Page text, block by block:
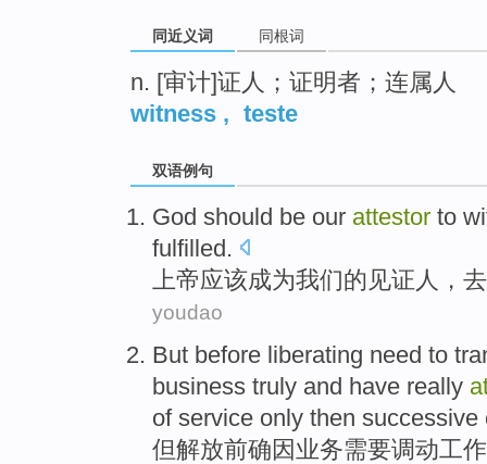
同近义词 同根词
n. [审计]证人；证明者；连属人
witness , teste
双语例句
God should be our attestor to
fulfilled.
上帝应该成为我们的 见证人 ，
youdao
But before liberating need to
business truly and have really
of service only then successive
但解放前确因 业务需要调动工作